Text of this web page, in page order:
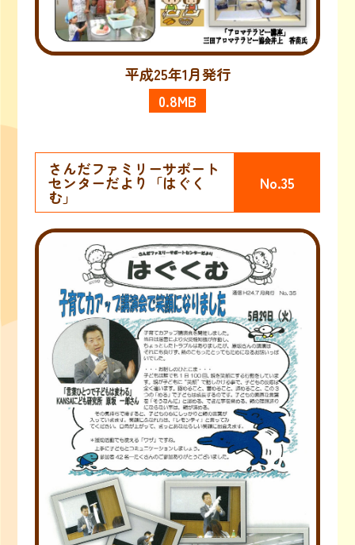
平成25年1月発行
0.8MB
さんだファミリーサポート
センターだより「はぐく
む」
No.35